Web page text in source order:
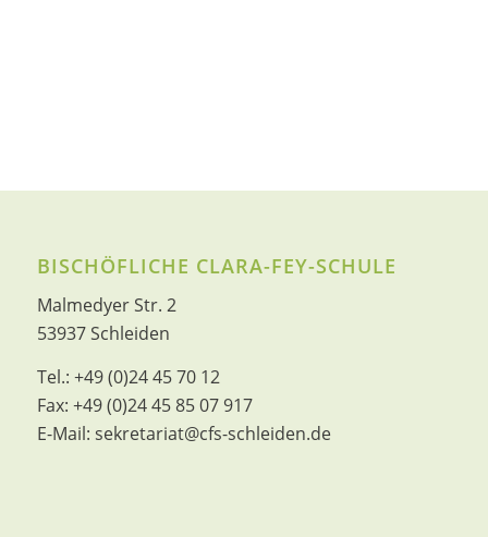
BISCHÖFLICHE CLARA-FEY-SCHULE
Malmedyer Str. 2
53937 Schleiden
Tel.: +49 (0)24 45 70 12
Fax: +49 (0)24 45 85 07 917
E-Mail: sekretariat@cfs-schleiden.de